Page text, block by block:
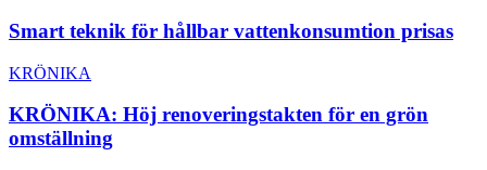
Smart teknik för hållbar vattenkonsumtion prisas
KRÖNIKA
KRÖNIKA: Höj renoveringstakten för en grön
omställning